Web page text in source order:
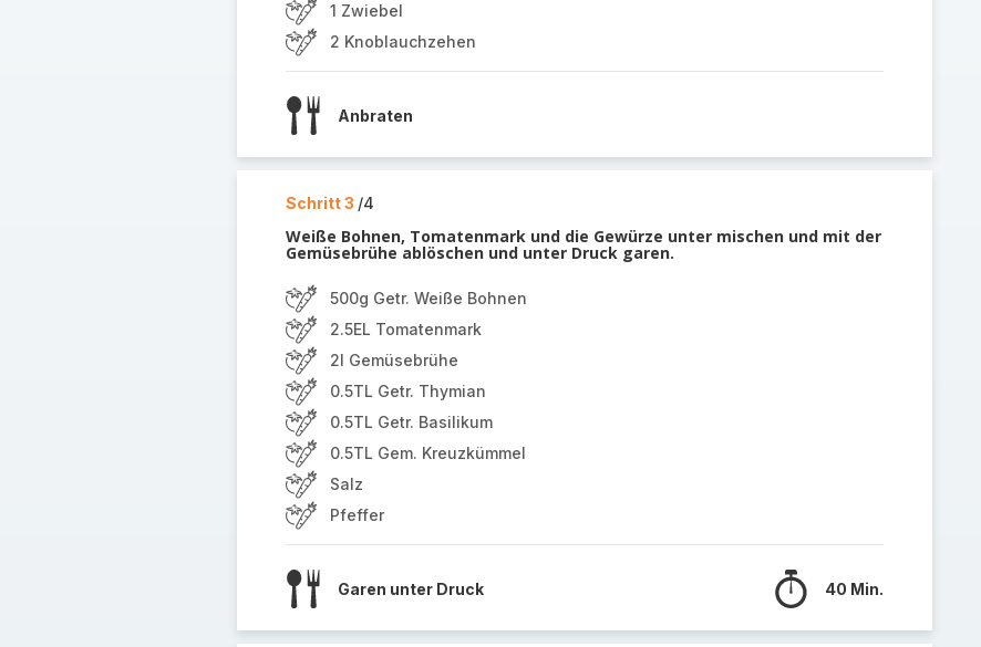
1 Zwiebel
2 Knoblauchzehen
Anbraten
Schritt 3 /4
Weiße Bohnen, Tomatenmark und die Gewürze unter mischen und mit der
Gemüsebrühe ablöschen und unter Druck garen.
500g Getr. Weiße Bohnen
2.5EL Tomatenmark
2l Gemüsebrühe
0.5TL Getr. Thymian
0.5TL Getr. Basilikum
0.5TL Gem. Kreuzkümmel
Salz
Pfeffer
Garen unter Druck 40 Min.